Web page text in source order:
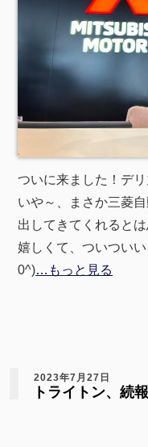
ついに来ました！デリ
いや～、まさか三菱
出してきてくれるとは
嬉しくて、ついつい
0^)…もっと見る
2023年7月27日
トライトン、続報